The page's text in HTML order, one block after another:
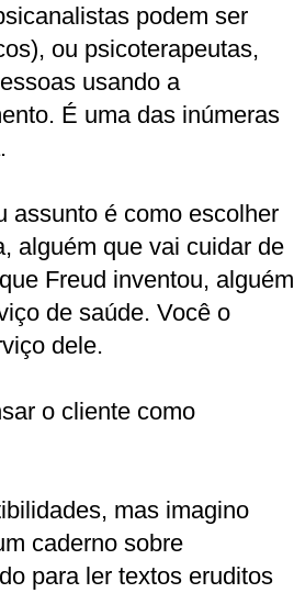
podem ser
ou psicoterapeutas,
usando a
É uma das inúmeras
assunto é como escolher
alguém que vai cuidar de
Freud inventou, alguém
de saúde. Você o
dele.
o cliente como
mas imagino
caderno sobre
para ler textos eruditos